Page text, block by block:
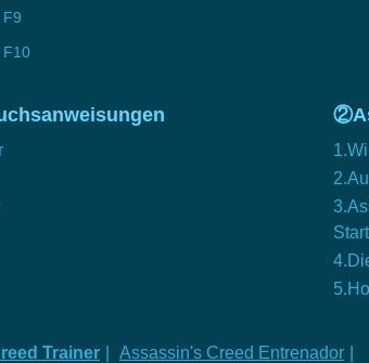
F9
F10
Start
Trainer Assassin's Creed Entrenador